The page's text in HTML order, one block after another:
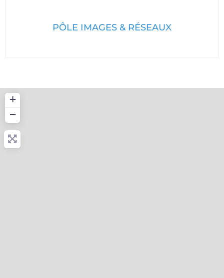
PÔLE IMAGES & RÉSEAUX
+
−